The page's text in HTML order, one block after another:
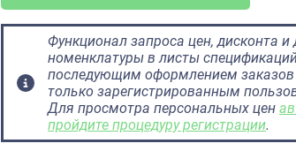
Функционал запроса цен, дисконта и
номенклатуры в листы
последующим оформлением заказов
только зарегистрированным
Для просмотра персональных цен
пройдите процедуру регистрации.